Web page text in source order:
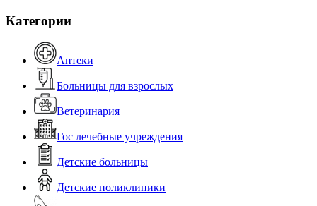
Категории
Аптеки
Больницы для взрослых
Ветеринария
Гос лечебные учреждения
Детские больницы
Детские поликлиники